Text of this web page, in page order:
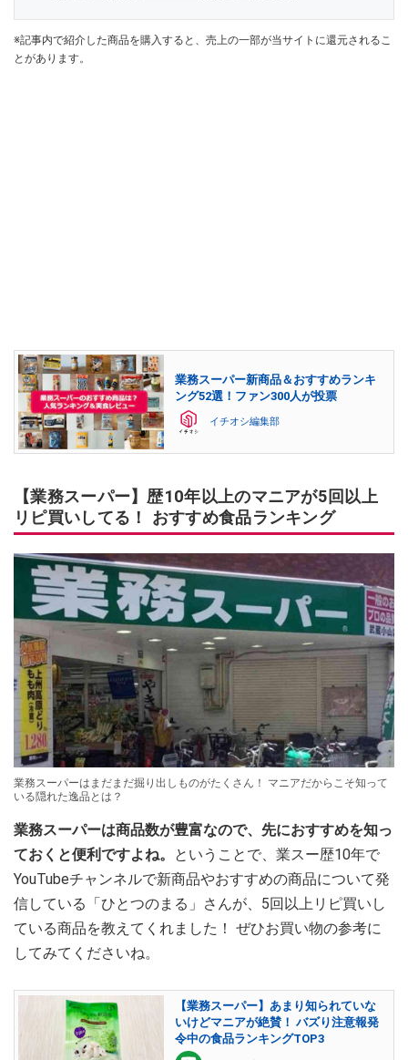
※記事内で紹介した商品を購入すると、売上の一部が当サイトに還元されるこ
とがあります。
業務スーパー新商品＆おすすめランキ
ング52選！ファン300人が投票
イチオシ編集部
【業務スーパー】歴10年以上のマニアが5回以上
リピ買いしてる！ おすすめ食品ランキング
業務スーパーはまだまだ掘り出しものがたくさん！ マニアだからこそ知って
いる隠れた逸品とは？
業務スーパーは商品数が豊富なので、先におすすめを知っ
ておくと便利ですよね。
ということで、業スー歴10年で
YouTubeチャンネルで新商品やおすすめの商品について発
信している「ひとつのまる」さんが、5回以上リピ買いし
ている商品を教えてくれました！ ぜひお買い物の参考に
してみてくださいね。
【業務スーパー】あまり知られていな
いけどマニアが絶賛！ バズり注意報発
令中の食品ランキングTOP3